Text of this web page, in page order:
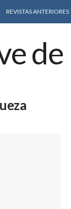
REVISTAS ANTERIORES